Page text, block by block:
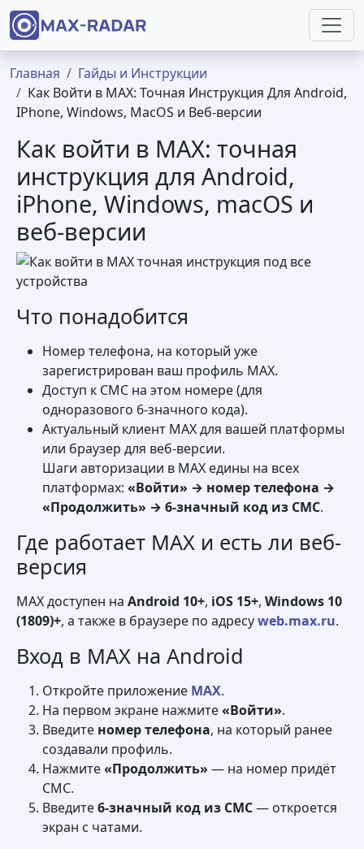
Перейти к основному содержанию
Строка навигации
Главная
Гайды и Инструкции
Как Войти в MAX: Точная Инструкция Для Android,
IPhone, Windows, MacOS и Веб-версии
Как войти в MAX: точная
инструкция для Android,
iPhone, Windows, macOS и
веб-версии
Что понадобится
Номер телефона, на который уже
зарегистрирован ваш профиль MAX.
Доступ к СМС на этом номере (для
одноразового 6-значного кода).
Актуальный клиент MAX для вашей платформы
или браузер для веб-версии.
Шаги авторизации в MAX едины на всех
платформах: «Войти» → номер телефона →
«Продолжить» → 6-значный код из СМС.
Где работает MAX и есть ли веб-
версия
MAX доступен на Android 10+, iOS 15+, Windows 10
(1809)+, а также в браузере по адресуweb.max.ru.
Вход в MAX на Android
Откройте приложение MAX.
На первом экране нажмите«Войти».
Введите номер телефона, на который ранее
создавали профиль.
Нажмите«Продолжить» — на номер придёт
СМС.
Введите6-значный код из СМС— откроется
экран с чатами.